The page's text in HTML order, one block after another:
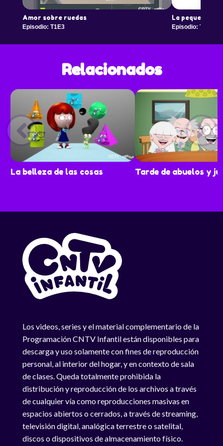
Amor sobre ruedas
Episodio: T1E3
La pequeña
Episodio: T1E4
Relacionados
La belleza de las cosas Tarde de abuelos y
Los videos, series y el material complementario de la
Programación CNTV Infantil están disponibles para
descarga y uso solamente con fines de reproducción
personal, al interior del hogar, y en contexto de sala
de clases. Queda totalmente prohibida la
distribución y reproducción de los archivos a través
de cualquier vía como reproducciones masivas en
espacios abiertos o cerrados, a través de streaming,
televisión digital, analógica terrestre o satelital,
discos o dispositivos de almacenamiento físico.